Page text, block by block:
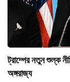
ট্রাম্পের নতুন শুল্ক
অঙ্গরাজ্য